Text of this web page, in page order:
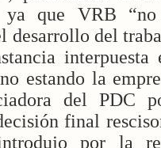
que VRB “no
desarrollo del
estando la
del PDC
final
por la